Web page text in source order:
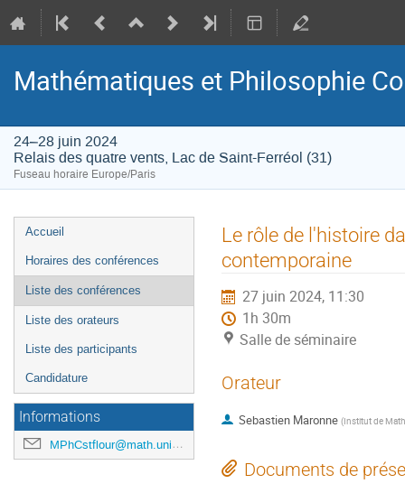
Mathématiques et Philosophie
24–28 juin 2024
Relais des quatre vents, Lac de Saint-Ferréol (31)
Fuseau horaire Europe/Paris
Menu
de
l'événement
Accueil
Horaires des conférences
Liste des conférences
Liste des orateurs
Liste des participants
Candidature
Informations
MPhCstflour@math.univ-toulouse.fr
Le rôle de l'histoire
contemporaine
27 juin 2024, 11:30
1h 30m
Salle de séminaire
Orateur
Sebastien Maronne (Institut de
Documents de